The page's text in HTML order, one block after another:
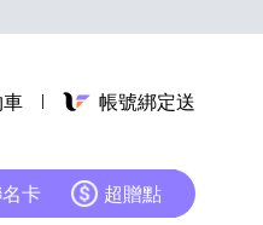
帳號綁定送
卡 超贈點